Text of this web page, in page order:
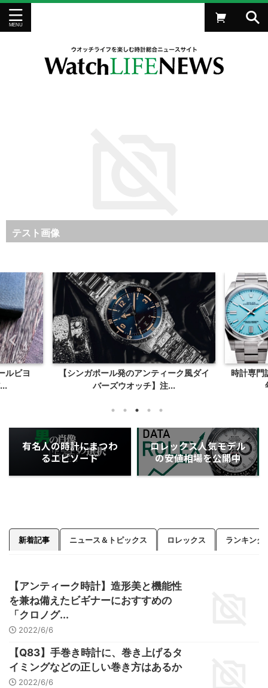
広告用テスト記事01
これはテストです
テスト画像
時計ブランド“ベーリング”がマックスレネストラップフェ
アを開催！
【新作時計ニュース】グラデーション文字盤が美し
い、“エドックス”の最新オーバースペックダイバーズ
【時計ブランド｜A.ランゲ＆ゾーネ】半世紀の沈黙を破っ
て復活したドイツ時計界に輝く至宝
【Q89】ロレックスの全モデルに使われるステンレスス
チールの種類は？＜ロレックス編＞
【六角形のケースがインパクト抜群】フランスの本格時
計、Barrilet Factory（バリレ・ファクトリー）に注目
並行輸入市場でのロレックスの異常なプレミアム価格化は
いつ頃からだったのか！｜ロレックス通信 No.152
【美しい音色を響かせる3大機構のひとつ】2022年新作
モデルから厳選したミニッツリピーターウオッチ3選
ルビヨ
【シンガポール発のアンティーク風ダイ
バーズウオッチ】注...
時計専門
有名人の時計にまつわ
るエピソード
ロレックス人気モデル
の安値相場を公開中
新着記事 ニュース＆トピックス ロレックス ランキング
【アンティーク時計】造形美と機能性
を兼ね備えたビギナーにおすすめの
「クロノグ...
2022/6/6
【Q83】手巻き時計に、巻き上げるタ
イミングなどの正しい巻き方はあるか
2022/6/6